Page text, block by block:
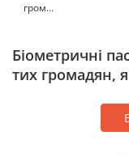
гром...
Біометричні
тих громадян,